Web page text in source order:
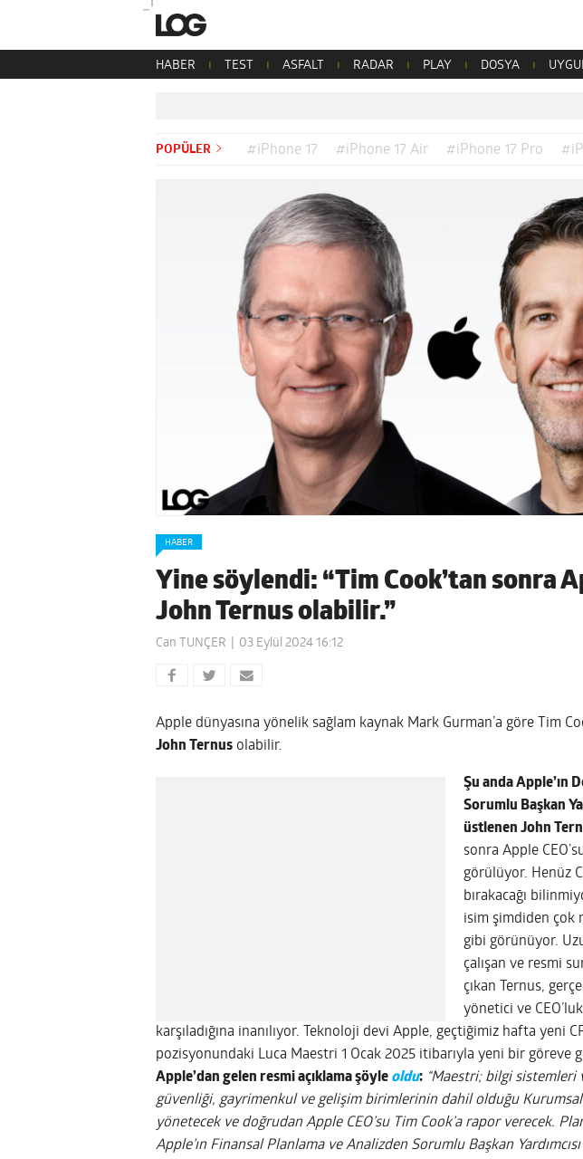
HABER TEST ASFALT RADAR PLAY DOSYA
POPÜLER #iPhone 17 #iPhone 17 Air #iPhone 17 Pro
HABER
Yine söylendi: “Tim Cook’tan sonra
John Ternus olabilir.”
Can TUNÇER 03 Eylül 2024 16:12
Apple dünyasına yönelik sağlam kaynak Mark Gurman’a göre Tim
John Ternus olabilir.
Şu anda Apple’ın
Sorumlu Başkan
üstlenen John
sonra Apple
görülüyor. Henüz
bırakacağı
isim şimdiden çok
gibi görünüyor.
çalışan ve resmi
çıkan Ternus,
yönetici ve
karşıladığına inanılıyor. Teknoloji devi Apple, geçtiğimiz hafta yeni
pozisyonundaki Luca Maestri 1 Ocak 2025 itibarıyla yeni bir göreve
Apple’dan gelen resmi açıklama şöyle oldu: “Maestri; bilgi
güvenliği, gayrimenkul ve gelişim birimlerinin dahil olduğu
yönetecek ve doğrudan Apple CEO’su Tim Cook’a rapor verecek.
Apple’ın Finansal Planlama ve Analizden Sorumlu Başkan